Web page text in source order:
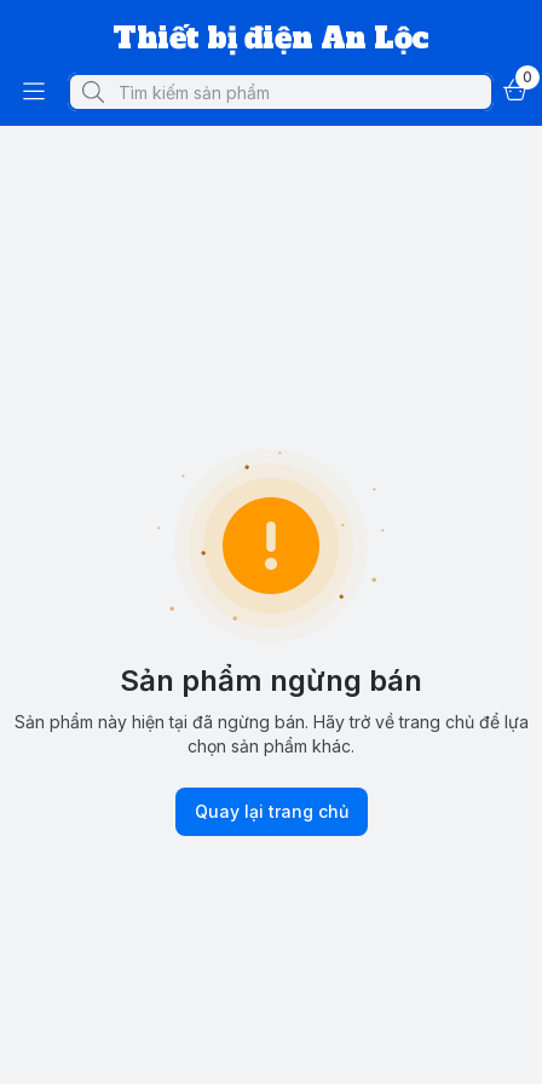
Thiết bị điện An Lộc
0
Sản phẩm ngừng bán
Sản phẩm này hiện tại đã ngừng bán. Hãy trở về trang chủ để lựa
chọn sản phẩm khác.
Quay lại trang chủ